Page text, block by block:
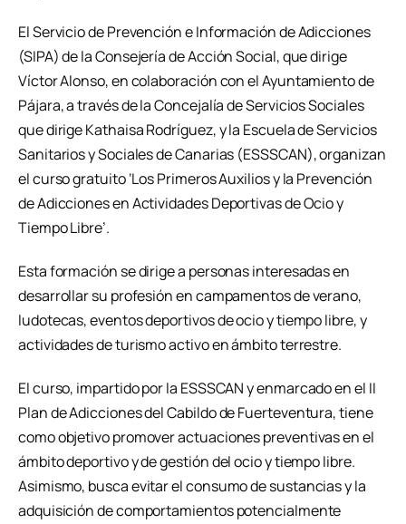
El Servicio de Prevención e Información de Adicciones
(SIPA) de la Consejería de Acción Social, que dirige
Víctor Alonso, en colaboración con el Ayuntamiento de
Pájara, a través de la Concejalía de Servicios Sociales
que dirige Kathaisa Rodríguez, y la Escuela de Servicios
Sanitarios y Sociales de Canarias (ESSSCAN), organizan
el curso gratuito ‘Los Primeros Auxilios y la Prevención
de Adicciones en Actividades Deportivas de Ocio y
Tiempo Libre’.
Esta formación se dirige a personas interesadas en
desarrollar su profesión en campamentos de verano,
ludotecas, eventos deportivos de ocio y tiempo libre, y
actividades de turismo activo en ámbito terrestre.
El curso, impartido por la ESSSCAN y enmarcado en el II
Plan de Adicciones del Cabildo de Fuerteventura, tiene
como objetivo promover actuaciones preventivas en el
ámbito deportivo y de gestión del ocio y tiempo libre.
Asimismo, busca evitar el consumo de sustancias y la
adquisición de comportamientos potencialmente